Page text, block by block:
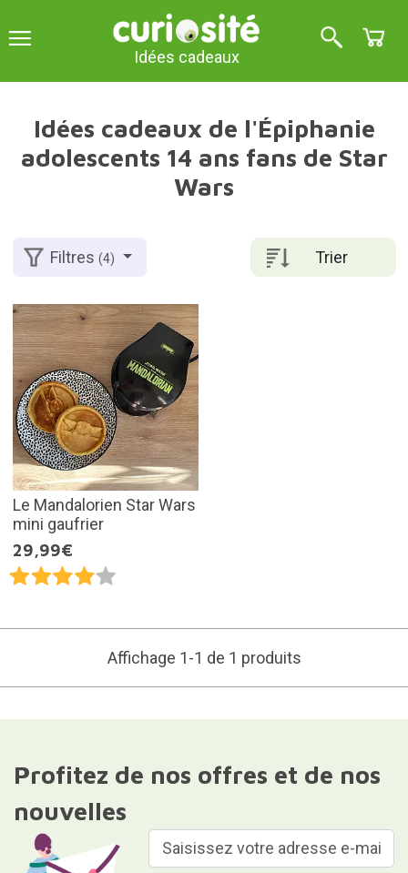
Idées cadeaux
Idées cadeaux de l'Épiphanie
adolescents 14 ans fans de Star
Wars
Trier
Filtres(4)
Le Mandalorien Star Wars
mini gaufrier
29,99€
Affichage 1-1 de 1 produits
Profitez de nos offres et de nos
nouvelles